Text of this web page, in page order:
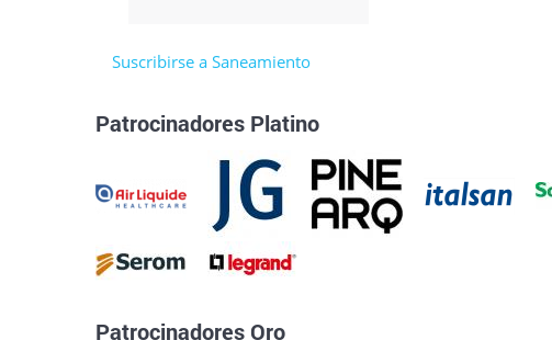
Suscribirse a Saneamiento
Patrocinadores Platino
Patrocinadores Oro